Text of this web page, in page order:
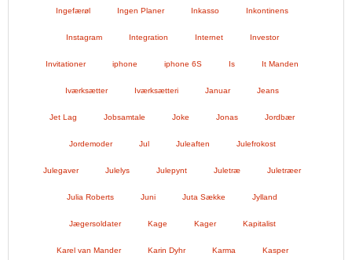
Ingefærøl Ingen Planer Inkasso Inkontinens
Instagram Integration Internet Investor
Invitationer iphone iphone 6S Is It Manden
Iværksætter Iværksætteri Januar Jeans
Jet Lag Jobsamtale Joke Jonas Jordbær
Jordemoder Jul Juleaften Julefrokost
Julegaver Julelys Julepynt Juletræ Juletræer
Julia Roberts Juni Juta Sække Jylland
Jægersoldater Kage Kager Kapitalist
Karel van Mander Karin Dyhr Karma Kasper